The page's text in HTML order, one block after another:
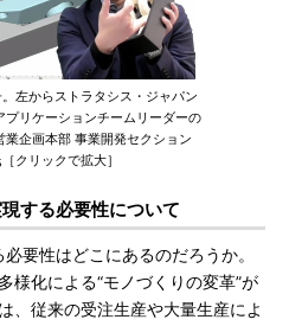
左からストラタシス・ジャパン
プリケーションチームリーダーの
企画本部 事業開発セクション
クリックで拡大］
する必要性について
要性はどこにあるのだろうか。
様化による“モノづくりの変革”が
、従来の受注生産や大量生産によ